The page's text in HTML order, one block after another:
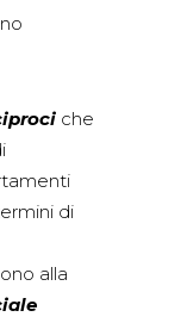
che
di
alla